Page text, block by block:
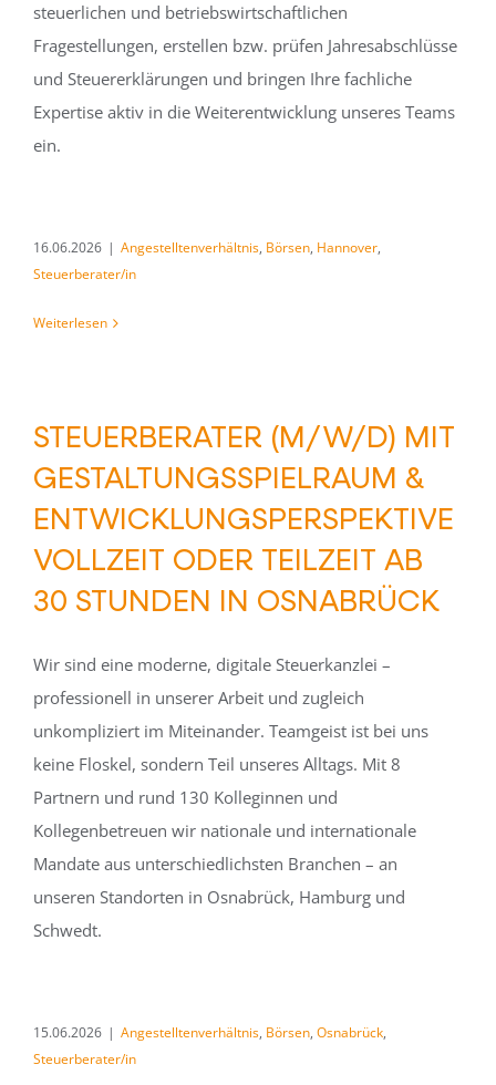
steuerlichen und betriebswirtschaftlichen
Fragestellungen, erstellen bzw. prüfen Jahresabschlüsse
und Steuererklärungen und bringen Ihre fachliche
Expertise aktiv in die Weiterentwicklung unseres Teams
ein.
16.06.2026 | Angestelltenverhältnis, Börsen, Hannover,
Steuerberater/in
Weiterlesen
STEUERBERATER (M/W/D) MIT
GESTALTUNGSSPIELRAUM &
ENTWICKLUNGSPERSPEKTIVE
VOLLZEIT ODER TEILZEIT AB
30 STUNDEN IN OSNABRÜCK
Wir sind eine moderne, digitale Steuerkanzlei –
professionell in unserer Arbeit und zugleich
unkompliziert im Miteinander. Teamgeist ist bei uns
keine Floskel, sondern Teil unseres Alltags. Mit 8
Partnern und rund 130 Kolleginnen und
Kollegenbetreuen wir nationale und internationale
Mandate aus unterschiedlichsten Branchen – an
unseren Standorten in Osnabrück, Hamburg und
Schwedt.
15.06.2026 | Angestelltenverhältnis, Börsen, Osnabrück,
Steuerberater/in